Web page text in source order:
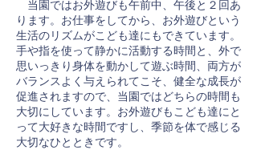
当園ではお外遊びも午前中、午後と２回あ
ります。お仕事をしてから、お外遊びという
生活のリズムがこども達にもできています。
手や指を使って静かに活動する時間と、外で
思いっきり身体を動かして遊ぶ時間、両方が
バランスよく与えられてこそ、健全な成長が
促進されますので、当園ではどちらの時間も
大切にしています。お外遊びもこども達にと
って大好きな時間ですし、季節を体で感じる
大切なひとときです。